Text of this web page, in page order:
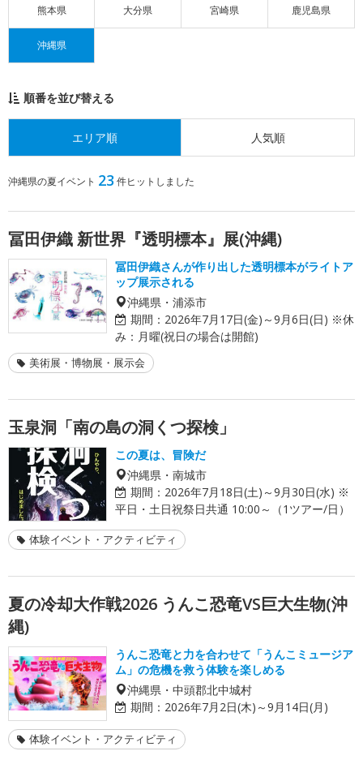
熊本県 大分県 宮崎県 鹿児島県
沖縄県
順番を並び替える
エリア順 人気順
沖縄県の夏イベント 23 件ヒットしました
冨田伊織 新世界『透明標本』展(沖縄)
冨田伊織さんが作り出した透明標本がライトア
ップ展示される
沖縄県・浦添市
期間： 2026年7月17日(金)～9月6日(日) ※休
み：月曜(祝日の場合は開館)
美術展・博物展・展示会
玉泉洞「南の島の洞くつ探検」
この夏は、冒険だ
沖縄県・南城市
期間： 2026年7月18日(土)～9月30日(水) ※
平日・土日祝祭日共通 10:00～（1ツアー/日）
体験イベント・アクティビティ
夏の冷却大作戦2026 うんこ恐竜VS巨大生物(沖
縄)
うんこ恐竜と力を合わせて「うんこミュージア
ム」の危機を救う体験を楽しめる
沖縄県・中頭郡北中城村
期間： 2026年7月2日(木)～9月14日(月)
体験イベント・アクティビティ